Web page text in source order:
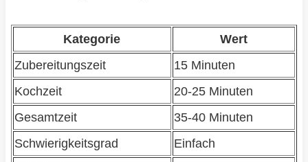
Kategorie
Wert
Zubereitungszeit
15 Minuten
Kochzeit
20-25 Minuten
Gesamtzeit
35-40 Minuten
Schwierigkeitsgrad
Einfach